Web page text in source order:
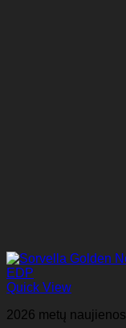
Quick View
2026 metų naujienos